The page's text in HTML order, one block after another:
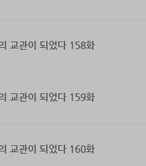
교관이 되었다 158화
교관이 되었다 159화
교관이 되었다 160화